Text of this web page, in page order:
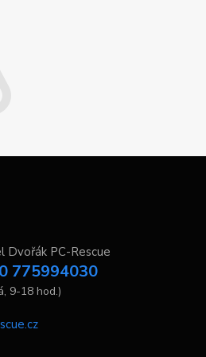
Dvořák PC-Rescue
775994030
9-18 hod.)